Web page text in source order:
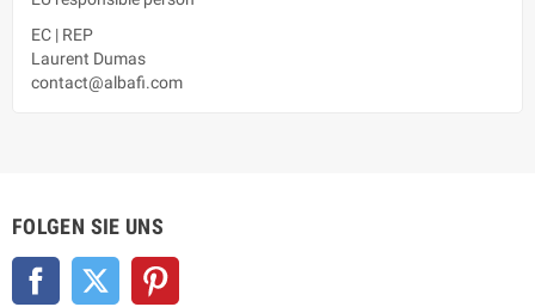
EC | REP
Laurent Dumas
contact@albafi.com
FOLGEN SIE UNS
Facebook Twitter